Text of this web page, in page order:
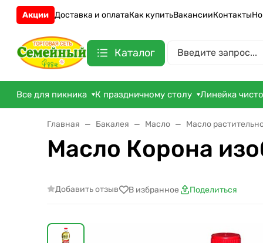
Акции Доставка и оплатаКак купитьВакансииКонтакты
Каталог
Все для пикника К праздничному столу Линейка
Главная Бакалея Масло Масло
Масло Корона
Добавить отзыв В избранное Поделиться